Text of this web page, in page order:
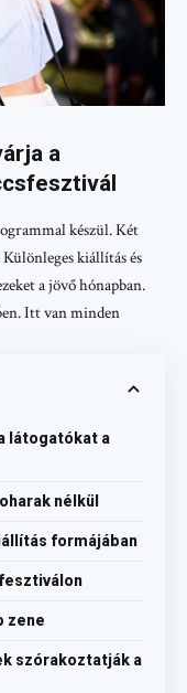
a
készül. Két
kiállítás és
a jövő hónapban.
Itt van minden
látogatókat a
nélkül
formájában
zene
szórakoztatják a